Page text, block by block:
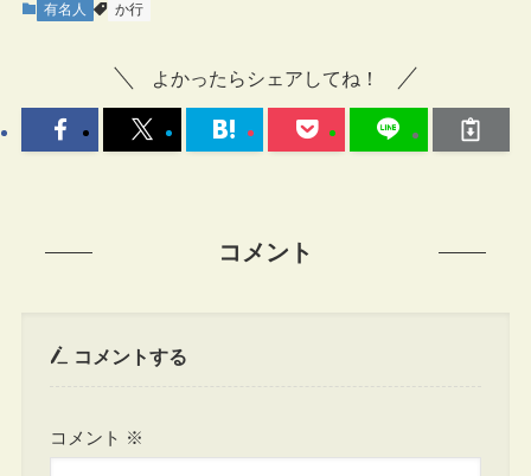
有名人 か行
よかったらシェアしてね！
コメント
コメントする
コメント ※